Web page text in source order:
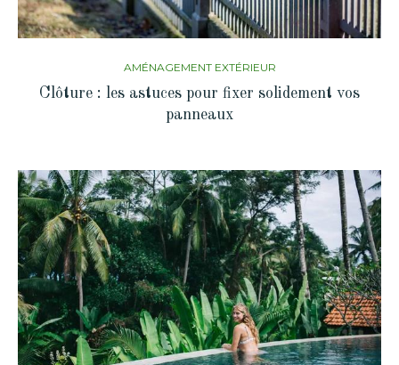
AMÉNAGEMENT EXTÉRIEUR
Clôture : les astuces pour fixer solidement vos
panneaux